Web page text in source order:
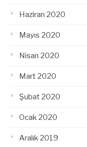
Haziran 2020
Mayıs 2020
Nisan 2020
Mart 2020
Şubat 2020
Ocak 2020
Aralık 2019